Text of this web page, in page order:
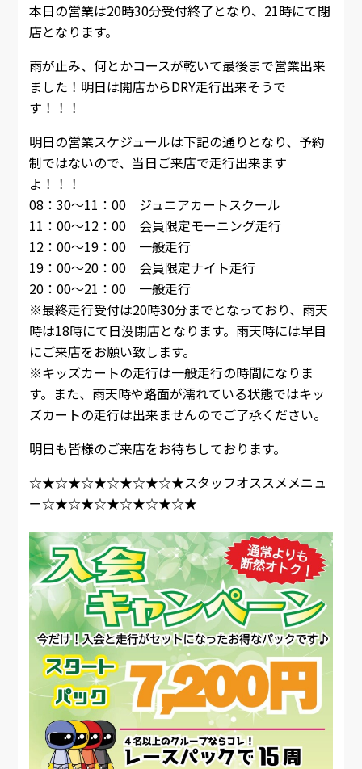
本日の営業は20時30分受付終了となり、21時にて閉
店となります。
雨が止み、何とかコースが乾いて最後まで営業出来
ました！明日は開店からDRY走行出来そうで
す！！！
明日の営業スケジュールは下記の通りとなり、予約
制ではないので、当日ご来店で走行出来ます
よ！！！
08：30～11：00 ジュニアカートスクール
11：00～12：00 会員限定モーニング走行
12：00～19：00 一般走行
19：00～20：00 会員限定ナイト走行
20：00～21：00 一般走行
※最終走行受付は20時30分までとなっており、雨天
時は18時にて日没閉店となります。雨天時には早目
にご来店をお願い致します。
※キッズカートの走行は一般走行の時間になりま
す。また、雨天時や路面が濡れている状態ではキッ
ズカートの走行は出来ませんのでご了承ください。
明日も皆様のご来店をお待ちしております。
☆★☆★☆★☆★☆★☆★スタッフオススメメニュ
ー☆★☆★☆★☆★☆★☆★